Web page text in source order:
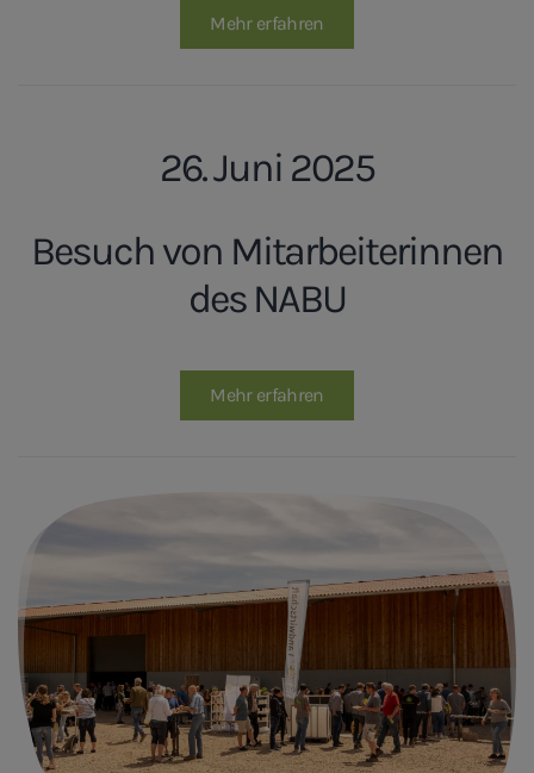
Mehr erfahren
26. Juni 2025
Besuch von Mitarbeiterinnen
des NABU
Mehr erfahren